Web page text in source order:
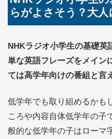
らがよさそう？大
NHKラジオ小学生の基礎英
単な英語フレーズをメイン
ては高学年向けの番組と言
低学年でも取り組めるかも
ころや内容自体低学年の子
般的な低学年の子はローマ